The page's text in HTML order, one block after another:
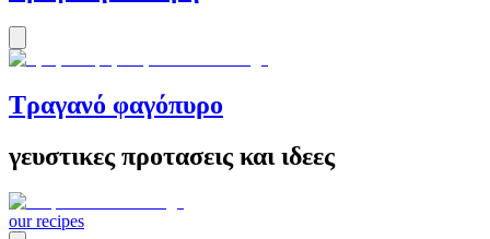
Τραγανό φαγόπυρο
γευστικες προτασεις και ιδεες
our recipes